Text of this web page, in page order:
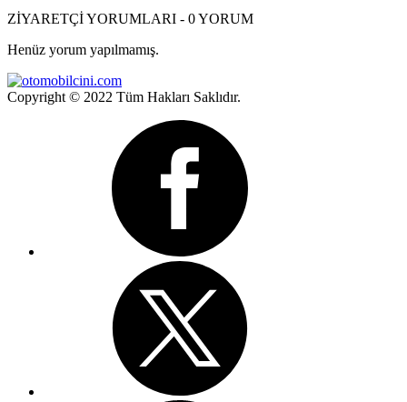
ZİYARETÇİ YORUMLARI - 0 YORUM
Henüz yorum yapılmamış.
Copyright © 2022 Tüm Hakları Saklıdır.